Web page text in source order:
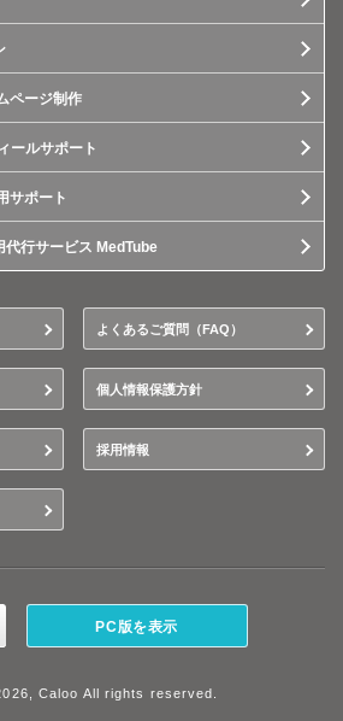
ページ制作
ールサポート
サポート
代行サービス MedTube
よくあるご質問（FAQ）
個人情報保護方針
採用情報
PC版を表示
Caloo All rights reserved.